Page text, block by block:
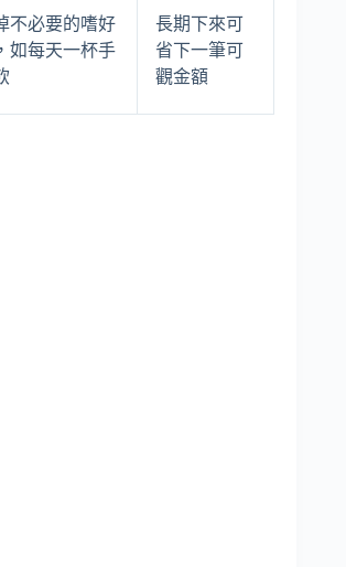
不必要的嗜好
如每天一杯手
長期下來可
省下一筆可
觀金額